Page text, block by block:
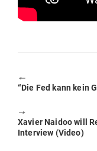
🠔
Previous
“Die Fed kann kein
🠖
Next
post:
Xavier Naidoo will
Interview (Video)